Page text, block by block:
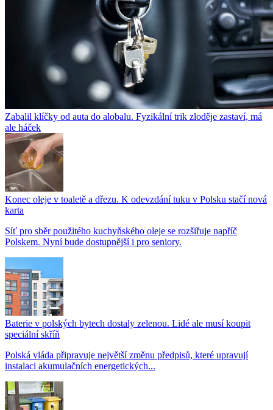
Zabalil klíčky od auta do alobalu. Fyzikální trik zloděje zastaví, má
ale háček
Konec oleje v toaletě a dřezu. K odevzdání tuku v Polsku stačí nová
karta
Síť pro sběr použitého kuchyňského oleje se rozšiřuje napříč
Polskem. Nyní bude dostupnější i pro seniory.
Baterie v polských bytech dostaly zelenou. Lidé ale musí koupit
speciální skříň
Polská vláda připravuje největší změnu předpisů, které upravují
instalaci akumulačních energetických...